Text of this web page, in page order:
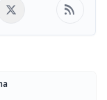
rss_feed